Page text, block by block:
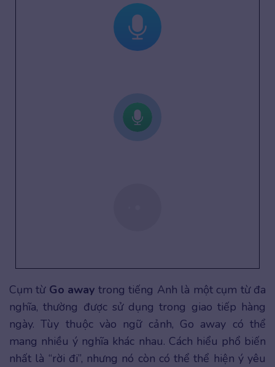
Cụm từ Go away trong tiếng Anh là một cụm từ đa
nghĩa, thường được sử dụng trong giao tiếp hàng
ngày. Tùy thuộc vào ngữ cảnh, Go away có thể
mang nhiều ý nghĩa khác nhau. Cách hiểu phổ biến
nhất là “rời đi”, nhưng nó còn có thể thể hiện ý yêu